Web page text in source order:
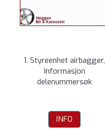
1. Styreenhet airbagger,
Informasjon
delenummersøk
INFO